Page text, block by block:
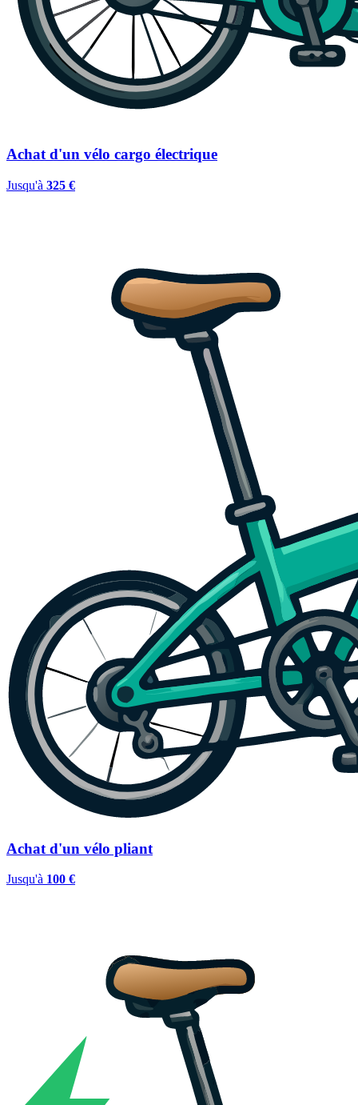
Achat d'un vélo cargo électrique
Jusqu'à 325 €
Achat d'un vélo pliant
Jusqu'à 100 €